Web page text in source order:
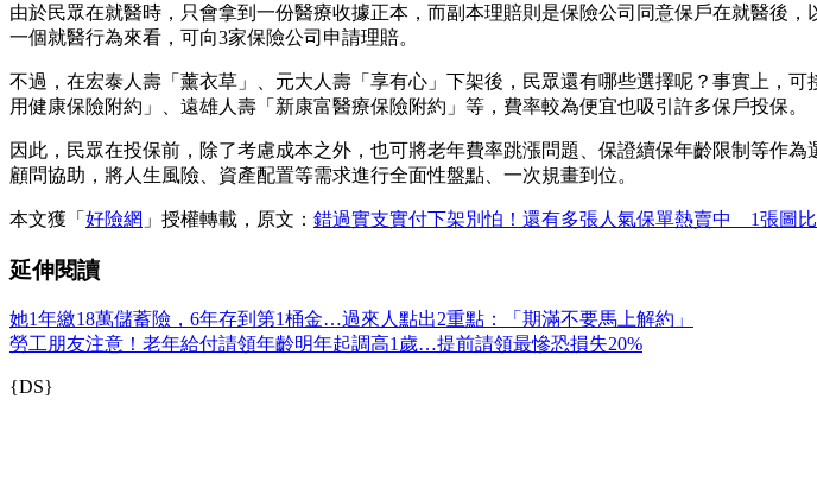
由於民眾在就醫時，只會拿到一份醫療收據正本，而副本理賠則是保險公司同意保戶在就醫後
一個就醫行為來看，可向3家保險公司申請理賠。
不過，在宏泰人壽「薰衣草」、元大人壽「享有心」下架後，民眾還有哪些選擇呢？事實上，
用健康保險附約」、遠雄人壽「新康富醫療保險附約」等，費率較為便宜也吸引許多保戶投保。
因此，民眾在投保前，除了考慮成本之外，也可將老年費率跳漲問題、保證續保年齡限制等作
顧問協助，將人生風險、資產配置等需求進行全面性盤點、一次規畫到位。
本文獲「 好險網 」授權轉載，原文： 錯過實支實付下架別怕！還有多張人氣保單熱賣中 1張圖
延伸閱讀
她1年繳18萬儲蓄險，6年存到第1桶金…過來人點出2重點：「期滿不要馬上解約」
勞工朋友注意！老年給付請領年齡明年起調高1歲…提前請領最慘恐損失20%
{DS}